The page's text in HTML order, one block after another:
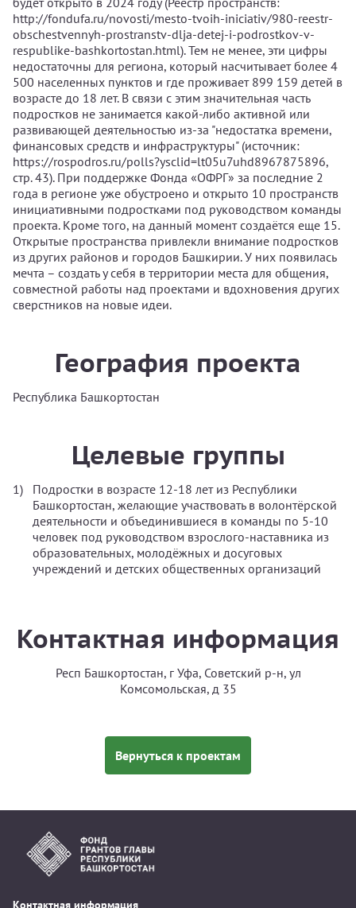
http://fondufa.ru/novosti/mesto-tvoih-iniciativ/980-reestr-
obschestvennyh-prostranstv-dlja-detej-i-podrostkov-v-
respublike-bashkortostan.html). Тем не менее, эти цифры
недостаточны для региона, который насчитывает более 4
500 населенных пунктов и где проживает 899 159 детей в
возрасте до 18 лет. В связи с этим значительная часть
подростков не занимается какой-либо активной или
развивающей деятельностью из-за "недостатка времени,
финансовых средств и инфраструктуры" (источник:
https://rospodros.ru/polls?ysclid=lt05u7uhd8967875896,
стр. 43). При поддержке Фонда «ОФРГ» за последние 2
года в регионе уже обустроено и открыто 10 пространств
инициативными подростками под руководством команды
проекта. Кроме того, на данный момент создаётся еще 15.
Открытые пространства привлекли внимание подростков
из других районов и городов Башкирии. У них появилась
мечта – создать у себя в территории места для общения,
совместной работы над проектами и вдохновения других
сверстников на новые идеи.
География проекта
Республика Башкортостан
Целевые группы
Подростки в возрасте 12-18 лет из Республики
Башкортостан, желающие участвовать в волонтёрской
деятельности и объединившиеся в команды по 5-10
человек под руководством взрослого-наставника из
образовательных, молодёжных и досуговых
учреждений и детских общественных организаций
Контактная информация
Респ Башкортостан, г Уфа, Советский р-н, ул
Комсомольская, д 35
Вернуться к проектам
Контактная информация